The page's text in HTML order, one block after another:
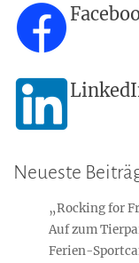
Neueste
„Rocking for
Auf zum
Ferien-